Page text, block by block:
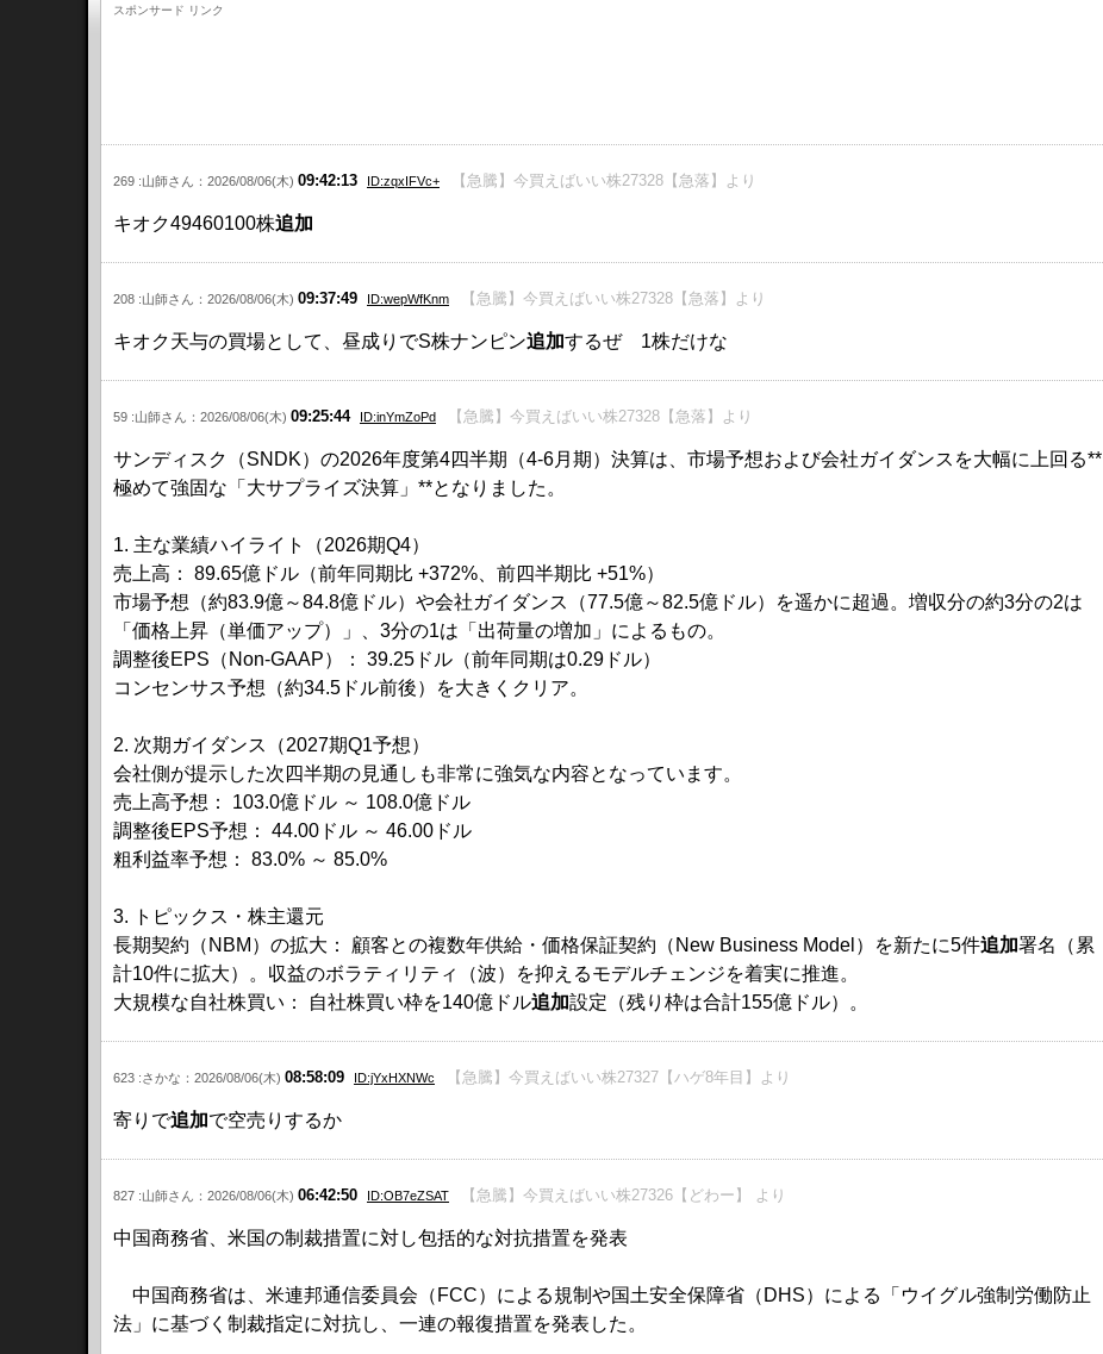
スポンサード リンク
269 :山師さん：2026/08/06(木) 09:42:13 ID:zqxIFVc+ 【急騰】今買えばいい株27328【急落】より
キオク49460100株追加
208 :山師さん：2026/08/06(木) 09:37:49 ID:wepWfKnm 【急騰】今買えばいい株27328【急落】より
キオク天与の買場として、昼成りでS株ナンピン追加するぜ 1株だけな
59 :山師さん：2026/08/06(木) 09:25:44 ID:inYmZoPd 【急騰】今買えばいい株27328【急落】より
サンディスク（SNDK）の2026年度第4四半期（4-6月期）決算は、市場予想および会社ガイダンスを大幅に上回る**
極めて強固な「大サプライズ決算」**となりました。
​1. 主な業績ハイライト（2026期Q4）
​売上高： 89.65億ドル（前年同期比 +372%、前四半期比 +51%）
​市場予想（約83.9億～84.8億ドル）や会社ガイダンス（77.5億～82.5億ドル）を遥かに超過。増収分の約3分の2は
「価格上昇（単価アップ）」、3分の1は「出荷量の増加」によるもの。
​調整後EPS（Non-GAAP）： 39.25ドル（前年同期は0.29ドル）
​コンセンサス予想（約34.5ドル前後）を大きくクリア。
​2. 次期ガイダンス（2027期Q1予想）
​会社側が提示した次四半期の見通しも非常に強気な内容となっています。
​売上高予想： 103.0億ドル ～ 108.0億ドル
​調整後EPS予想： 44.00ドル ～ 46.00ドル
​粗利益率予想： 83.0% ～ 85.0%
3. トピックス・株主還元
​長期契約（NBM）の拡大： 顧客との複数年供給・価格保証契約（New Business Model）を新たに5件追加署名（累
計10件に拡大）。収益のボラティリティ（波）を抑えるモデルチェンジを着実に推進。
​大規模な自社株買い： 自社株買い枠を140億ドル追加設定（残り枠は合計155億ドル）。
623 :さかな：2026/08/06(木) 08:58:09 ID:jYxHXNWc 【急騰】今買えばいい株27327【ハゲ8年目】より
寄りで追加で空売りするか
827 :山師さん：2026/08/06(木) 06:42:50 ID:OB7eZSAT 【急騰】今買えばいい株27326【どわー】 より
中国商務省、米国の制裁措置に対し包括的な対抗措置を発表
中国商務省は、米連邦通信委員会（FCC）による規制や国土安全保障省（DHS）による「ウイグル強制労働防止
法」に基づく制裁指定に対抗し、一連の報復措置を発表した。